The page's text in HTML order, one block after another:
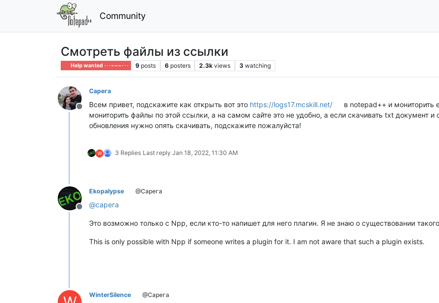
Community
Смотреть файлы из ссылки
Help wanted · · · – – – · · · 9 posts 6 posters 2.3k views 3 watching
Offline
Сарега
Всем привет, подскажите как открыть вот это https://logs17.mcskill.net/
в notepad++ и мониторить
мониторить файлы по этой ссылки, а на самом сайте это не удобно, а если скачивать txt документ
обновления нужно опять скачивать, подскажите пожалуйста!
W 3 Replies Last reply Jan 18, 2022, 11:30 AM
Offline
Ekopalypse @Сарега
@сарега
Это возможно только с Npp, если кто-то напишет для него плагин. Я не знаю о существовании
This is only possible with Npp if someone writes a plugin for it. I am not aware that such a plugin exists.
WinterSilence @Сарега